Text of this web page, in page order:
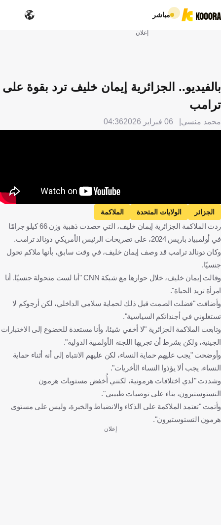
مباشر
إعلان
بالفيديو.. الجزائرية إيمان خليف ترد بقوة على
ترامب
محمد منسي 06 فبراير 2026 04:36
الجزائر الولايات المتحدة الملاكمة
ردت الملاكمة الجزائرية إيمان خليف، التي حصدت ذهبية وزن 66 كيلو جرامًا
في أولمبياد باريس 2024، على تصريحات الرئيس الأمريكي دونالد ترامب.
وكان دونالد ترامب قد وصف إيمان خليف، في وقت سابق، بأنها ملاكم تحول
جنسيًا.
وقالت إيمان خليف، خلال حوارها مع شبكة CNN "أنا لست متحولة جنسيًا. أنا
امرأة تريد الحياة".
وأضافت "فضلت الصمت قبل ذلك لحماية سلامي الداخلي، لكن أرجوكم لا
تستغلوني في أجنداتكم السياسية".
وتابعت الملاكمة الجزائرية "لا أخفي شيئا، وأنا مستعدة للخضوع إلى الاختبارات
الجينية، ولكن بشرط أن تجريها اللجنة الأولمبية الدولية".
وأوضحت "يجب عليهم حماية النساء، لكن عليهم الانتباه إلى أنه أثناء حماية
النساء، يجب ألا يؤذوا النساء الأخريات".
وشددت "لدي اختلافات هرمونية، لكنني أُخفض مستويات هرمون
التستوستيرون، بناء على توصيات طبيبي".
وأتمت "تعتمد الملاكمة على الذكاء والانضباط والخبرة، وليس على مستوى
هرمون التستوستيرون".
إعلان